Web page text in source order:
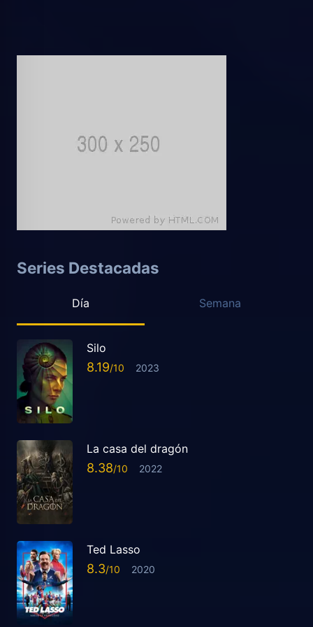
Series Destacadas
Día Semana
Silo
8.19 2023
La casa del dragón
8.38 2022
Ted Lasso
8.3 2020